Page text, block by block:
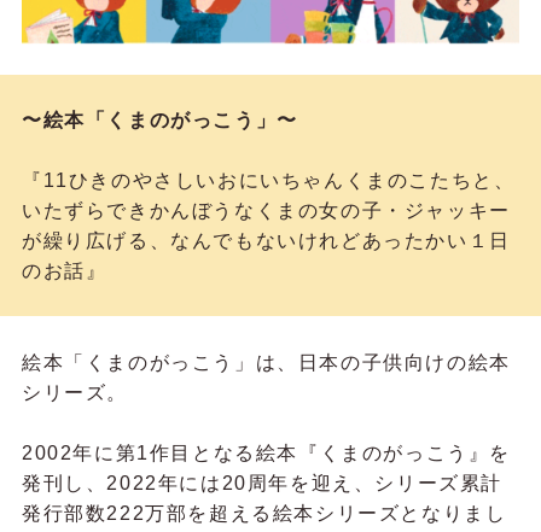
〜絵本「くまのがっこう」〜
『11ひきのやさしいおにいちゃんくまのこたちと、
いたずらできかんぼうなくまの女の子・ジャッキー
が繰り広げる、なんでもないけれどあったかい１日
のお話』
絵本「くまのがっこう」は、日本の子供向けの絵本
シリーズ。
2002年に第1作目となる絵本『くまのがっこう』を
発刊し、2022年には20周年を迎え、シリーズ累計
発行部数222万部を超える絵本シリーズとなりまし